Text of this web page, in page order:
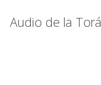
Audio de la Torá